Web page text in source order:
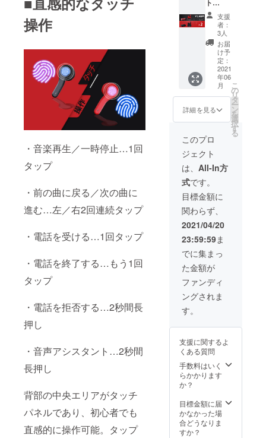
操作
・音楽再生／一時停止…1回
タップ
・前の曲に戻る／次の曲に
進む…左／右2回連続タップ
・電話を受ける…1回タップ
・電話を終了する…もう1回
タップ
・電話を拒否する…2秒間長
押し
・音声アシスタント…2秒間
長押し
背部の中央エリアがタッチ
パネルであり、初心者でも
直感的に操作可能。タップ
す。
合があ
りま
す。 ※
皆様の
ご支援
により
量産効
率が向
上した
場合、
正規販
売価格
格より
可能性
もござ
す。
ーーー
ーーー
※送料無
般販売
予定価
格7,600
注文状
況、使
用部材
の供給
程上の
都合等
により
出荷時
期が遅
れる場
合があ
りま
す。 ※
皆様の
ご支援
により
量産効
率が向
上した
場合、
正規販
売価格
格より
下がる
可能性
もござ
いま
す。
ト
36％OF
Fプラ
ン】
Lipods×
ターン
内容＞
■Lipods
本体と
充電
ケー
ス ×2
■日本語
取扱説
明書×2
■USB
type-c
充電
ケーブ
ル ×2
ーーー
ーーー
ーーー
※送料無
料 ※一
般販売
予定価
格
15,200
円 ※ご
注文状
の供給
製造工
程上の
都合等
により
出荷時
れる場
合があ
りま
す。 ※
支援
者：
3人
お届
け予
定：
2021
年06
月
詳細を見る
こ
の
リ
タ
ー
ン
を
選
択
す
る
このプロ
ジェクト
は、 All-In方
式です。
目標金額に
関わらず、
2021/04/20
23:59:59ま
でに集まっ
た金額が
ファンディ
ングされま
す。
支援に関するよ
くある質問
手数料はいく
らかかります
か？
目標金額に届
かなかった場
合どうなりま
すか？